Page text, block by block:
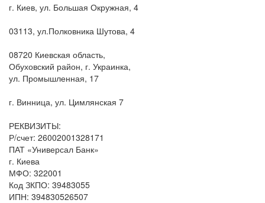
г. Киев, ул. Большая Окружная, 4
03113, ул.Полковника Шутова, 4
08720 Киевская область,
Обуховский район, г. Украинка,
ул. Промышленная, 17
г. Винница, ул. Цимлянская 7
РЕКВИЗИТЫ:
Р/счет: 26002001328171
ПАТ «Универсал Банк»
г. Киева
МФО: 322001
Код ЗКПО: 39483055
ИПН: 394830526507